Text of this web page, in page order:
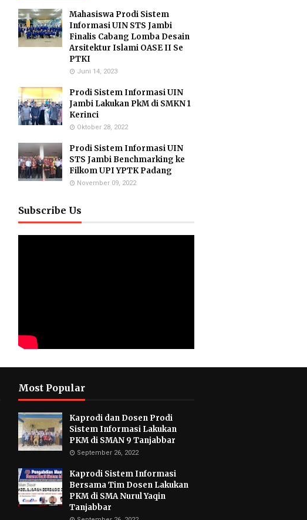
Mahasiswa Prodi Sistem
Informasi UIN STS Jambi
Finalis Cabang Lomba Desain
Arsitektur Islami OASE II Se
PTKI
Juni 14, 2023
Prodi Sistem Informasi UIN
Jambi Lakukan PkM di SMKN 1
Kerinci
Oktober 28, 2022
Prodi Sistem Informasi UIN
STS Jambi Benchmarking ke
Filkom UPI YPTK Padang
November 09, 2022
Subscribe Us
Most Popular
Kaprodi dan Dosen Prodi
Sistem Informasi Lakukan
PKM di SMAN 9 Tanjabbar
September 26, 2022
Kaprodi Sistem Informasi
Bersama Tim Dosen Lakukan
PKM di SMA Nurul Yaqin
Tanjabbar